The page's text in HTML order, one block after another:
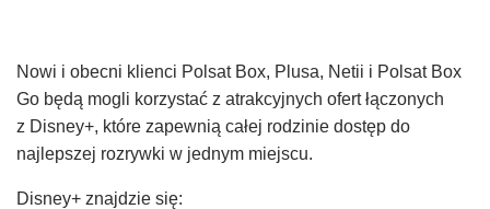
Nowi i obecni klienci Polsat Box, Plusa, Netii i Polsat Box
Go będą mogli korzystać z atrakcyjnych ofert łączonych
z Disney+, które zapewnią całej rodzinie dostęp do
najlepszej rozrywki w jednym miejscu.
Disney+ znajdzie się: